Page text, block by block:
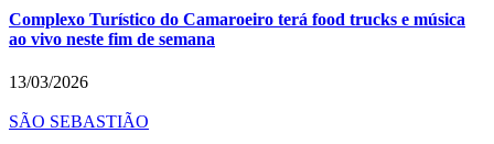
Complexo Turístico do Camaroeiro terá food trucks e música
ao vivo neste fim de semana
13/03/2026
SÃO SEBASTIÃO